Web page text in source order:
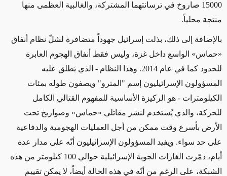
15000 صاروخ في ترسانتهما المشتركة، والغالبية العظمى منها
منتجة محلياً.
بالإضافة إلى ذلك، بذلت إسرائيل جهوداً متضافرة لشلّ نظام أنفاق
«حماس» الواسع داخل غزة، وليس فقط أنفاق الهجوم العابرة
للحدود كما في عام 2014. وهذا النظام
- الذي يَطلق عليه
المسؤولون الإسرائيليون إسم "المترو" ويصفون طوله بمئات
الكيلومترات - هو الركيزة الأساسية للمفهوم القتالي الكامل
للحركة، والذي يُستخدم لنشر مقاتلي «حماس» وصواريخ تحت
الأرض بأسرع وقت ممكن من أجل العمليات الهجومية والدفاعية
على حد سواء. ويفيد المسؤولون الإسرائيليون أنّه على مدار عدة
أيام، دمّرت الغارات الجوية الإسرائيلية حوالي 100 كيلومتر من هذه
الشبكة، على الرغم من أنّه في هذه الحالة أيضاً، لا يمكن تقييم